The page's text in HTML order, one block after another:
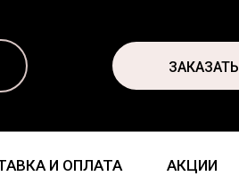
ЗАКАЗАТЬ
И ОПЛАТА АКЦИИ